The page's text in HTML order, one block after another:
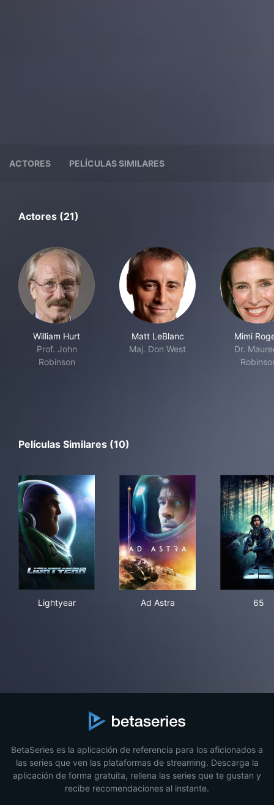
ACTORES PELÍCULAS SIMILARES
Actores (21)
William Hurt
Prof. John
Robinson
Matt LeBlanc
Maj. Don West
Mimi
Dr.
Películas Similares (10)
Lightyear Ad Astra 65
BetaSeries es la aplicación de referencia para los aficionados a
las series que ven las plataformas de streaming. Descarga la
aplicación de forma gratuita, rellena las series que te gustan y
recibe recomendaciones al instante.